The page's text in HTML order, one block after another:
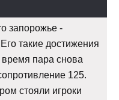
запорожье -
такие достижения
пара снова
125.
стояли игроки